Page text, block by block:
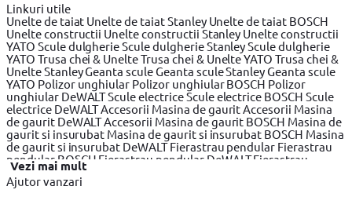
Linkuri utile
Unelte de taiat Unelte de taiat Stanley Unelte de taiat BOSCH
Unelte constructii Unelte constructii Stanley Unelte constructii
YATO Scule dulgherieScule dulgherie StanleyScule dulgherie
YATO Trusa chei & UnelteTrusa chei & Unelte YATOTrusa chei &
Unelte StanleyGeanta sculeGeanta scule StanleyGeanta scule
YATO Polizor unghiular Polizor unghiular BOSCH Polizor
unghiular DeWALTScule electriceScule electrice BOSCH Scule
electrice DeWALTAccesorii Masina de gauritAccesorii Masina
de gaurit DeWALTAccesorii Masina de gaurit BOSCH Masina de
gaurit si insurubat Masina de gaurit si insurubat BOSCH Masina
de gaurit si insurubat DeWALTFierastrau pendular Fierastrau
pendular BOSCH Fierastrau pendular DeWALTFierastrau
circularFierastrau circular DeWALT
Fierastrau sabie
Vezi mai mult
Ajutor vanzari